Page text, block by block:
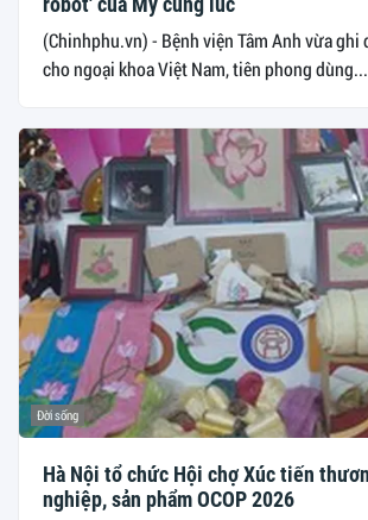
(Chinhphu.vn) - Bệnh viện Tâm Anh vừa ghi
cho ngoại khoa Việt Nam, tiên phong dùng...
Đời sống
Hà Nội tổ chức Hội chợ Xúc tiến
nghiệp, sản phẩm OCOP 2026